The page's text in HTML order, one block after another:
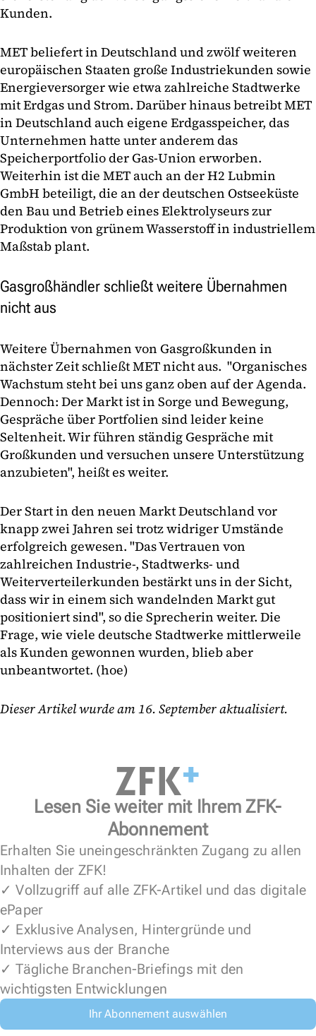
Kunden.
MET beliefert in Deutschland und zwölf weiteren
europäischen Staaten große Industriekunden sowie
Energieversorger wie etwa zahlreiche Stadtwerke
mit Erdgas und Strom. Darüber hinaus betreibt MET
in Deutschland auch eigene Erdgasspeicher, das
Unternehmen hatte unter anderem das
Speicherportfolio der Gas-Union erworben.
Weiterhin ist die MET auch an der H2 Lubmin
GmbH beteiligt, die an der deutschen Ostseeküste
den Bau und Betrieb eines Elektrolyseurs zur
Produktion von grünem Wasserstoff in industriellem
Maßstab plant.
Gasgroßhändler schließt weitere Übernahmen
nicht aus
Weitere Übernahmen von Gasgroßkunden in
nächster Zeit schließt MET nicht aus. "Organisches
Wachstum steht bei uns ganz oben auf der Agenda.
Dennoch: Der Markt ist in Sorge und Bewegung,
Gespräche über Portfolien sind leider keine
Seltenheit. Wir führen ständig Gespräche mit
Großkunden und versuchen unsere Unterstützung
anzubieten", heißt es weiter.
Der Start in den neuen Markt Deutschland vor
knapp zwei Jahren sei trotz widriger Umstände
erfolgreich gewesen. "Das Vertrauen von
zahlreichen Industrie-, Stadtwerks- und
Weiterverteilerkunden bestärkt uns in der Sicht,
dass wir in einem sich wandelnden Markt gut
positioniert sind", so die Sprecherin weiter. Die
Frage, wie viele deutsche Stadtwerke mittlerweile
als Kunden gewonnen wurden, blieb aber
unbeantwortet. (hoe)
Dieser Artikel wurde am 16. September aktualisiert.
Lesen Sie weiter mit Ihrem ZFK-
Abonnement
Erhalten Sie uneingeschränkten Zugang zu allen
Inhalten der ZFK!
✓ Vollzugriff auf alle ZFK-Artikel und das digitale
ePaper
✓ Exklusive Analysen, Hintergründe und
Interviews aus der Branche
✓ Tägliche Branchen-Briefings mit den
wichtigsten Entwicklungen
Ihr Abonnement auswählen